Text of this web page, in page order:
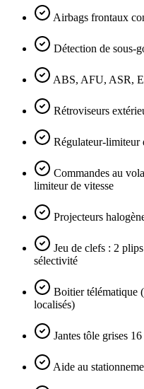
Airbags frontaux
Détection de sous-
ABS, AFU, ASR,
Rétroviseurs
Régulateur-limiteur
Commandes au
limiteur de vitesse
Projecteurs
Jeu de clefs : 2
sélectivité
Boitier télématique
localisés)
Jantes tôle grises
Aide au